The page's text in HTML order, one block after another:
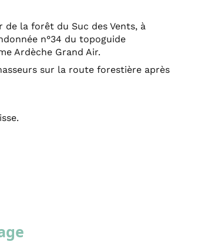
la forêt du Suc des Vents, à
n°34 du topoguide
Ardèche Grand Air.
sur la route forestière après